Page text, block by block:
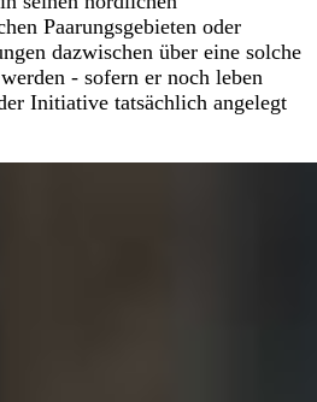
Paarungsgebieten oder
dazwischen über eine solche
- sofern er noch leben
Initiative tatsächlich angelegt